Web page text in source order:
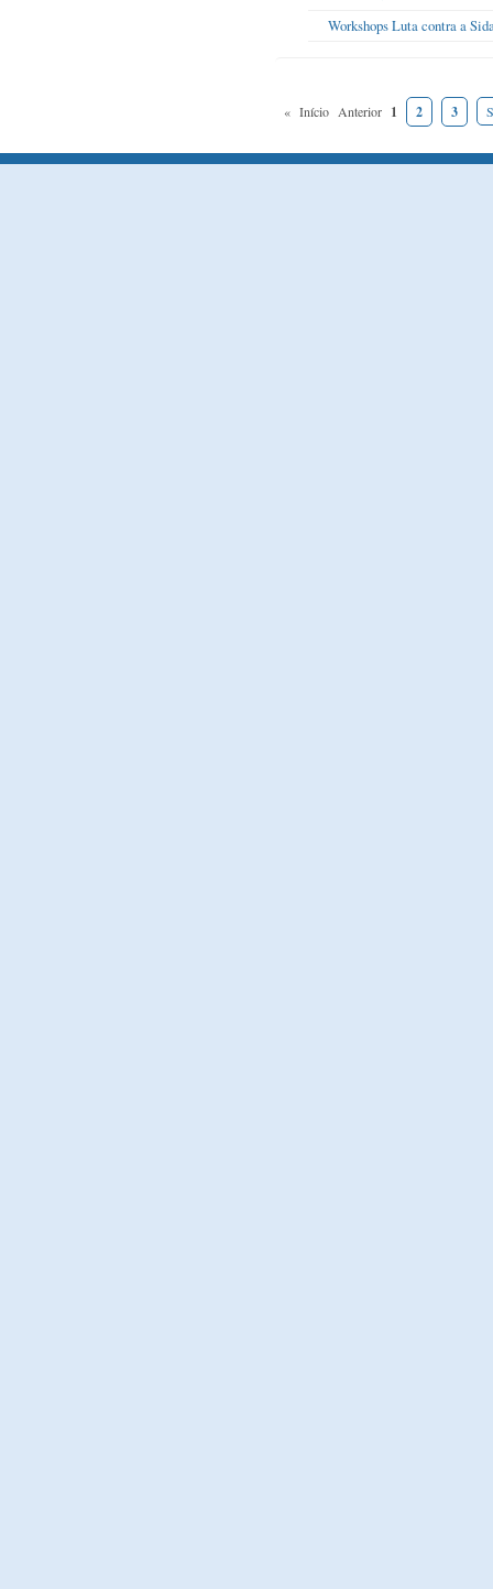
Workshops Luta contra a
« Início Anterior 1 2 3